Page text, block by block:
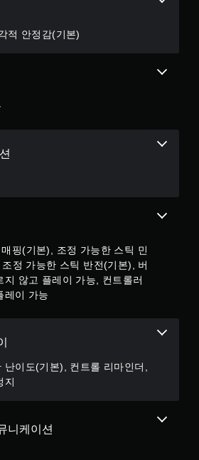
적 안정감(기본)
핑(기본), 조정 가능한 스틱 민
정 가능한 스틱 반전(기본), 버
지 않고 플레이 가능, 컨트롤러
레이 가능
난이도(기본), 컨트롤 리마인더,
지
니케이션